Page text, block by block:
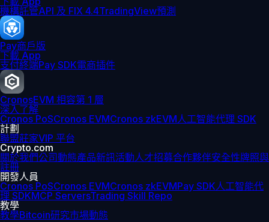
機構託管API 及 FIX 4.4TradingView預測
Pay商戶版
下載 App
支付終端Pay SDK電商插件
CronosEVM 相容第 1 層
深入了解
Cronos PoSCronos EVMCronos zkEVM人工智能代理 SDK
計劃
聯盟莊家VIP 平台
Crypto.com
關於我們公司動態產品新訊活動人才招募合作夥伴安全性牌照與
註冊
開發人員
Cronos PoSCronos EVMCronos zkEVMPay SDK人工智能代
理 SDKMCP ServersTrading Skill Repo
教學
教學Bitcoin研究市場動態